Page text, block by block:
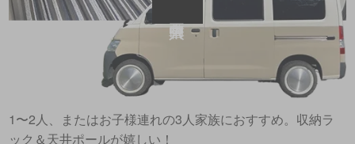
1〜2人、またはお子様連れの3人家族におすすめ。収納ラ
ック＆天井ポールが嬉しい！